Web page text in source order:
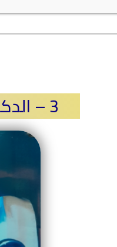
3 – الدكتور / عاصم أحمد الدسوقي